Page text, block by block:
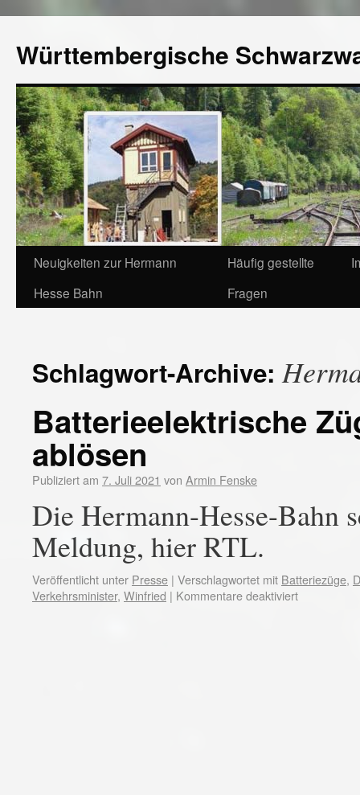
Württembergische
Neuigkeiten zur Hermann
Hesse Bahn
Häufig gestellte
Fragen
Schlagwort-Archive:
Batterieelektrische
ablösen
Publiziert am 7. Juli 2021 von Armin Fenske
Die Hermann-Hesse-Bahn
Meldung, hier RTL.
Veröffentlicht unter Presse | Verschlagwortet mit Batteriezüge,
Verkehrsminister, Winfried | Kommentare deaktiviert